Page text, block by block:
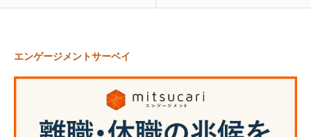
エンゲージメントサーベイ